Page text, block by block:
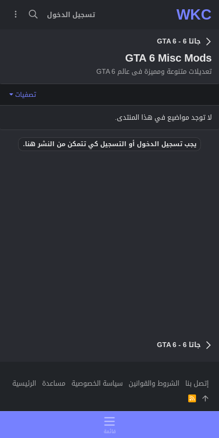
WKC تسجيل الدخول
جاتا 6 - GTA 6
GTA 6 Misc Mods
تعديلات متنوعة ومميزة فى عالم GTA 6
تصفيات
لا توجد مواضيع في هذا المنتدى.
يجب تسجيل الدخول أو التسجيل كي تتمكن من النشر هنا.
جاتا 6 - GTA 6
إتصل بنا الشروط والقوانين سياسة الخصوصية مساعدة الرئيسية
R
قائمة